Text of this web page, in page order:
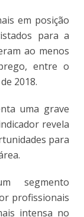
em posição
para a
ao menos
entre o
2018.
uma grave
revela
para
segmento
profissionais
intensa no